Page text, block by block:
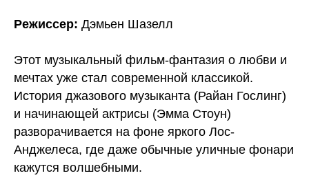
Режиссер: Дэмьен Шазелл
Этот музыкальный фильм-фантазия о любви и
мечтах уже стал современной классикой.
История джазового музыканта (Райан Гослинг)
и начинающей актрисы (Эмма Стоун)
разворачивается на фоне яркого Лос-
Анджелеса, где даже обычные уличные фонари
кажутся волшебными.